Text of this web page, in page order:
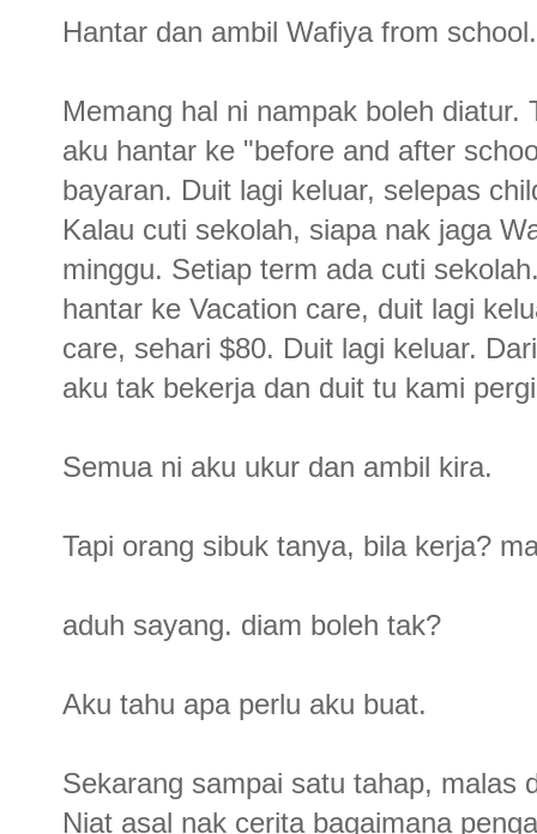
Hantar dan ambil Wafiya from school.
Memang hal ni nampak boleh
aku hantar ke "before and after
bayaran. Duit lagi keluar, selepas
Kalau cuti sekolah, siapa nak jaga
minggu. Setiap term ada cuti
hantar ke Vacation care, duit lagi
care, sehari $80. Duit lagi keluar.
aku tak bekerja dan duit tu kami
Semua ni aku ukur dan ambil kira.
Tapi orang sibuk tanya, bila kerja?
aduh sayang. diam boleh tak?
Aku tahu apa perlu aku buat.
Sekarang sampai satu tahap, malas
Niat asal nak cerita bagaimana